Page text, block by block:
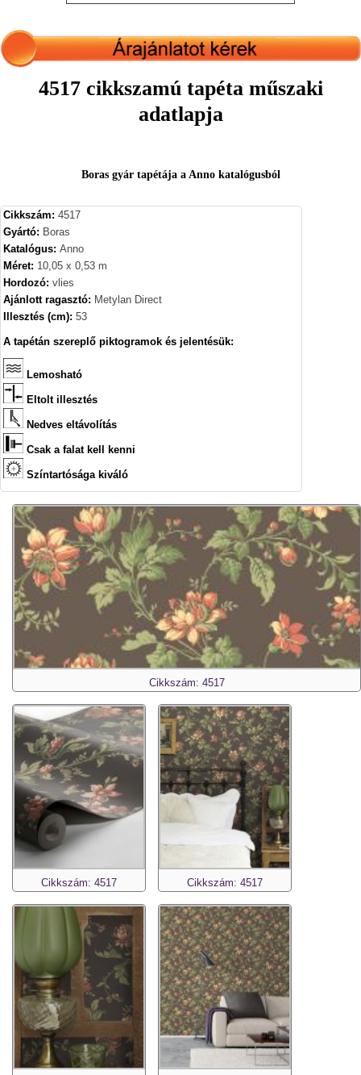
4517 cikkszamú tapéta műszaki
adatlapja
Boras gyár tapétája a Anno katalógusból
Cikkszám: 4517
Gyártó: Boras
Katalógus: Anno
Méret: 10,05 x 0,53 m
Hordozó: vlies
Ajánlott ragasztó: Metylan Direct
Illesztés (cm): 53
A tapétán szereplő piktogramok és jelentésük:
Lemosható
Eltolt illesztés
Nedves eltávolítás
Csak a falat kell kenni
Színtartósága kiváló
Cikkszám: 4517
Cikkszám: 4517 Cikkszám: 4517